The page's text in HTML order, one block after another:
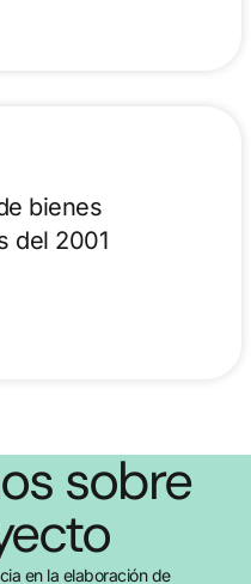
bienes
del 2001
sobre
en la elaboración de